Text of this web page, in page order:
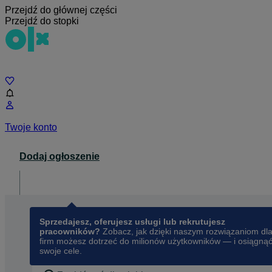
Przejdź do głównej części
Przejdź do stopki
Twoje konto
Dodaj ogłoszenie
Sprzedajesz, oferujesz usługi lub rekrutujesz
pracowników? Zobacz, jak dzięki naszym rozwiązaniom dla
firm możesz dotrzeć do milionów użytkowników — i osiągnąć
swoje cele.